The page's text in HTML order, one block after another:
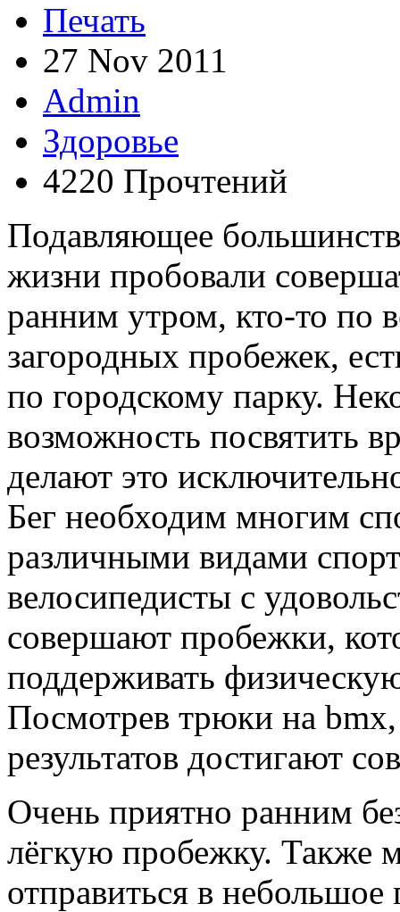
Печать
27 Nov 2011
Admin
Здоровье
4220 Прочтений
Подавляющее
жизни пробовали
ранним утром, кто-то по
загородных пробежек,
по городскому парку.
возможность посвятить
делают это
Бег необходим многим
различными видами
велосипедисты с
совершают пробежки,
поддерживать
Посмотрев трюки на
результатов достигают
Очень приятно ранним
лёгкую пробежку. Также
отправиться в